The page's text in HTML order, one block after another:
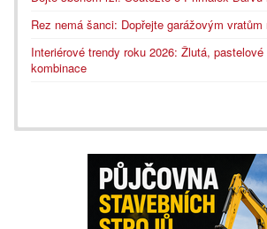
Rez nemá šanci: Dopřejte garážovým
Interiérové trendy roku 2026: Žlutá,
kombinace